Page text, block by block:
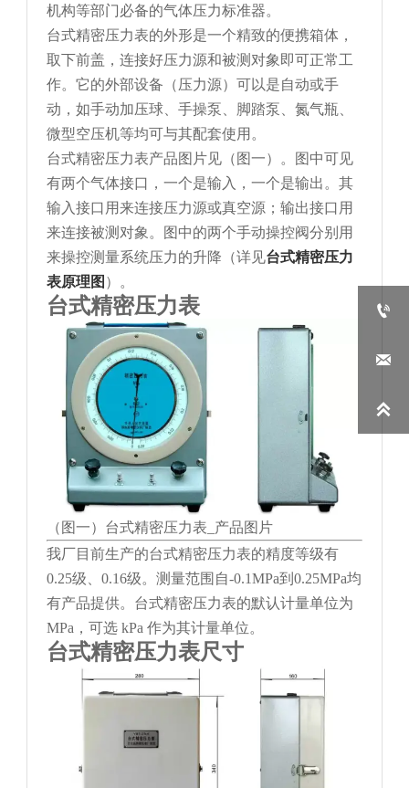
机构等部门必备的气体压力标准器。
台式精密压力表的外形是一个精致的便携箱体，
取下前盖，连接好压力源和被测对象即可正常工
作。它的外部设备（压力源）可以是自动或手
动，如手动加压球、手操泵、脚踏泵、氮气瓶、
微型空压机等均可与其配套使用。
台式精密压力表产品图片见（图一）。图中可见
有两个气体接口，一个是输入，一个是输出。其
输入接口用来连接压力源或真空源；输出接口用
来连接被测对象。图中的两个手动操控阀分别用
来操控测量系统压力的升降（详见台式精密压力
表原理图 ）。
台式精密压力表
（图一）台式精密压力表_产品图片
我厂目前生产的台式精密压力表的精度等级有
0.25级、0.16级。测量范围自-0.1MPa到0.25MPa均
有产品提供。台式精密压力表的默认计量单位为
MPa，可选 kPa 作为其计量单位。
台式精密压力表尺寸


